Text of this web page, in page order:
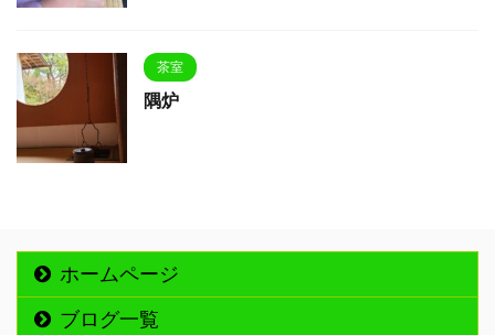
茶室
隅炉
ホームページ
ブログ一覧